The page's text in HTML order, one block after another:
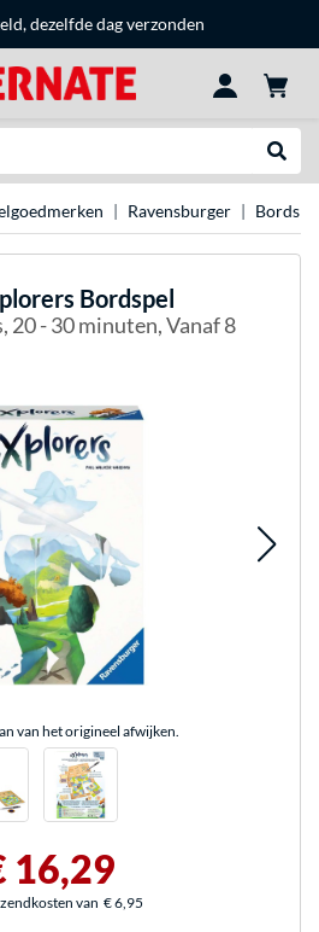
dezelfde dag verzonden
Ravensburger
Bordspel
20 - 30 minuten, Vanaf 8
van het origineel afwijken.
16,29
van € 6,95